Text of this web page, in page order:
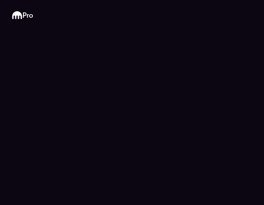
Kraken
Pro